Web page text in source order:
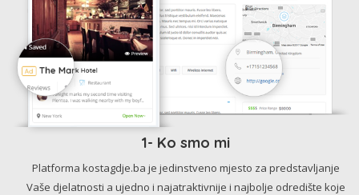
1- Ko smo mi
Platforma kostagdje.ba je jedinstveno mjesto za predstavljanje
Vaše djelatnosti a ujedno i najatraktivnije i najbolje odredište koje